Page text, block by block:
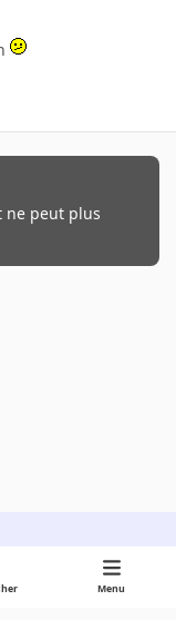
ne peut plus
Menu